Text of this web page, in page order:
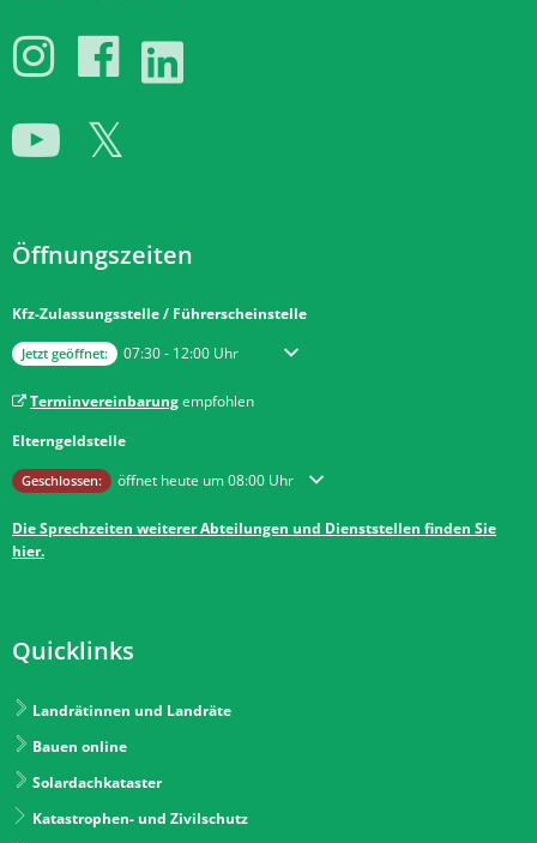
Öffnungszeiten
Kfz-Zulassungsstelle / Führerscheinstelle
Klicken, um weitere Öffnungs- oder Schließzeiten auszublenden
Jetzt geöffnet: 07:30- 12:00 Uhr Von 07:30 bis 12:00 Uhr
Terminvereinbarungempfohlen
Elterngeldstelle
Klicken, um weitere Öffnungs- oder Schließzeiten auszublenden
Geschlossen: öffnet heute um 08:00 Uhr
Die Sprechzeiten weiterer Abteilungen und Dienststellen finden Sie
hier.
Quicklinks
Landrätinnen und Landräte
Bauen online
Solardachkataster
Katastrophen- und Zivilschutz